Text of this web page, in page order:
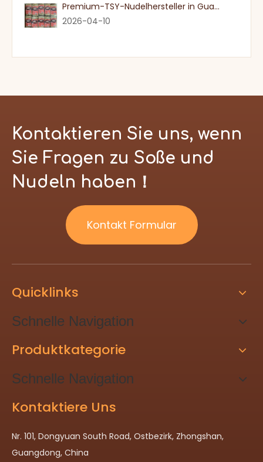
Premium-TSY-Nudelhersteller in Guangdong
2026-04-10
Kontaktieren Sie uns, wenn
Sie Fragen zu Soße und
Nudeln haben！
Kontakt Formular
Quicklinks
Schnelle Navigation
Produktkategorie
Schnelle Navigation
Kontaktiere Uns
Nr. 101, Dongyuan South Road, Ostbezirk, Zhongshan,
Guangdong, China